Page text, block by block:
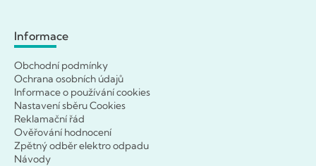
Informace
Obchodní podmínky
Ochrana osobních údajů
Informace o používání cookies
Nastavení sběru Cookies
Reklamační řád
Ověřování hodnocení
Zpětný odběr elektro odpadu
Návody